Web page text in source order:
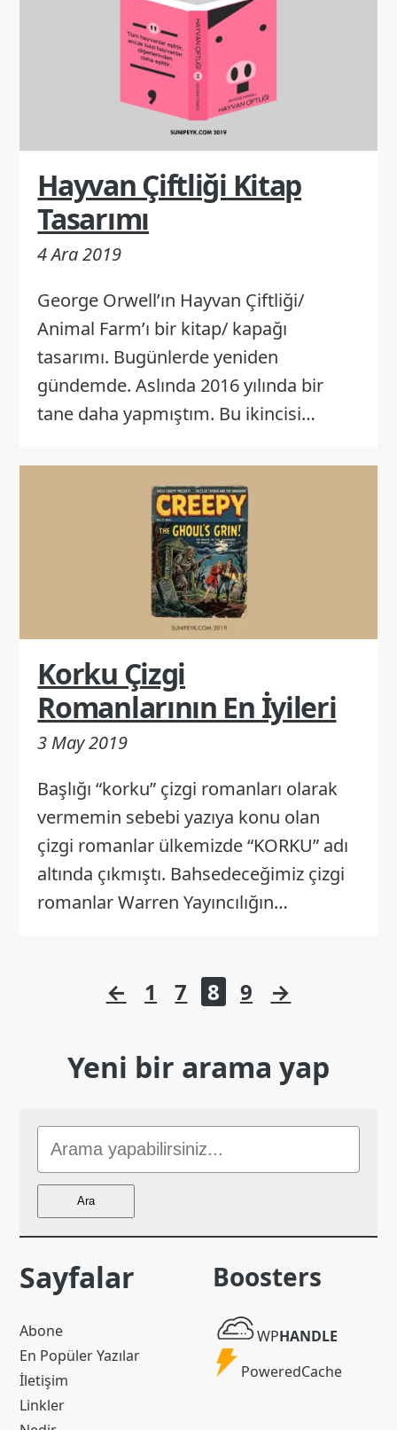
Hayvan Çiftliği Kitap
Tasarımı
4 Ara 2019
George Orwell’ın Hayvan Çiftliği/
Animal Farm’ı bir kitap/ kapağı
tasarımı. Bugünlerde yeniden
gündemde. Aslında 2016 yılında bir
tane daha yapmıştım. Bu ikincisi…
Korku Çizgi
Romanlarının En İyileri
3 May 2019
Başlığı “korku” çizgi romanları olarak
vermemin sebebi yazıya konu olan
çizgi romanlar ülkemizde “KORKU” adı
altında çıkmıştı. Bahsedeceğimiz çizgi
romanlar Warren Yayıncılığın…
← 1 7 8 9 →
Yeni bir arama yap
Sitede
Ara
Ara
Sayfalar
Abone
En Popüler Yazılar
İletişim
Linkler
Boosters
WP
Handle
WPHANDLE
Powered
PoweredCache